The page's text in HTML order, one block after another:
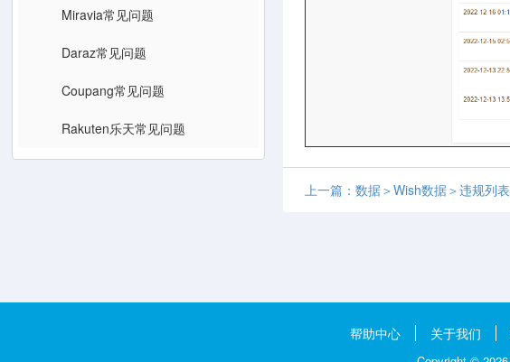
Miravia常见问题
Daraz常见问题
Coupang常见问题
Rakuten乐天常见问题
上一篇：数据＞Wish数据＞违规列表
帮助中心 关于我们